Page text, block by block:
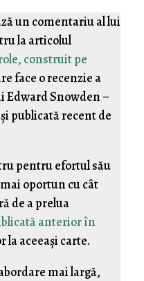
un comentariu al lui
la articolul
construit pe
face o recenzie a
Edward Snowden –
publicată recent de
pentru efortul său
oportun cu cât
de a prelua
anterior în
la aceeaşi carte.
mai largă,